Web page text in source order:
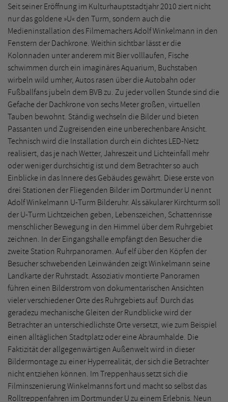
Seit seiner Eröffnung im Kulturhauptstadtjahr 2010 ziert nicht
nur das goldene »U« den Turm, sondern auch die
Medieninstallation des Filmemachers Adolf Winkelmann in den
Fenstern der Dachkrone. Weithin sichtbar lässt er die
Kolonnaden unter anderem mit Bier volllaufen, Fische
schwimmen durch ein imaginäres Aquarium, Buchstaben
wirbeln wild umher, Autos rasen über die Autobahn oder
Fußballfans jubeln dem BVB zu. Zu jeder vollen Stunde sind die
Gefache der Dachkrone von sechs Meter großen, virtuellen
Tauben bewohnt. Ständig wechseln die Bilder und bieten
Passanten und Zugreisenden eine unberechenbare Ansicht.
Technisch wird die Installation durch ein dichtes LED-Netz
realisiert, das je nach Wetter, Jahreszeit und Lichteinfall mehr
oder weniger durchsichtig ist und dem Betrachter so auch
Einblicke in das Innere des Gebäudes gewährt. Diese erste von
drei Stationen der Fliegenden Bilder im Dortmunder U nennt
Adolf Winkelmann U-Turm Bilderuhr. Als säkularer Kirchturm soll
der U-Turm Lichtzeichen geben, Lebenszeichen, Schattenrisse
menschlicher Bewegung in den Himmel über dem Ruhrgebiet
zeichnen. In der Eingangshalle empfängt den Besucher die
zweite Station Ruhrpanoramen. Auf elf über den Köpfen der
Besucher schwebenden Leinwänden zeigt Winkelmann seine
Landkarte der Ruhrstadt. Assoziativ montierte Panoramen
führen einen Bilderstrom von dokumentarischen Ansichten
vieler verschiedener Orte des Ruhrgebiets auf. Durch das
geradezu mechanische Gleiten der Rundblicke wird der
Betrachter an unterschiedlichste Orte versetzt, wie zum Beispiel
einen alltäglichen Stadtplatz oder eine Abraumhalde. Die
Faktizität der allgegenwärtigen Außenwelt wird in dieser
Bildermontage zu einer Hyperrealität, der sich die Betrachter
nicht entziehen können. Im Treppenhaus setzt sich die
Filminszenierung Winkelmanns fort und macht so selbst das
Rolltreppenfahren im Dortmunder U zu einem Erlebnis. Neun